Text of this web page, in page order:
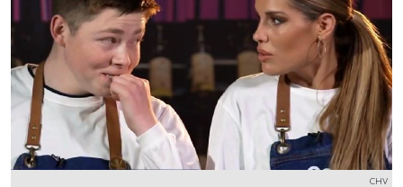
CHV